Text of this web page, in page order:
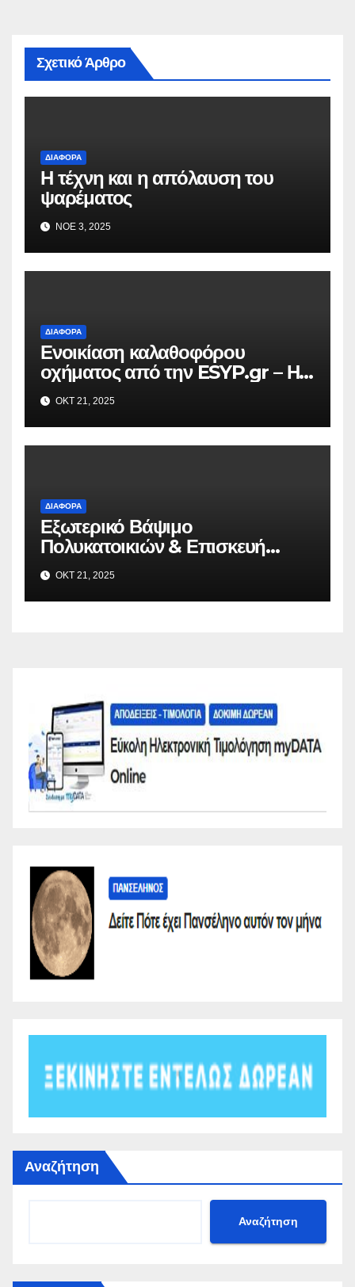
Σχετικό Άρθρο
ΔΙΆΦΟΡΑ
Η τέχνη και η απόλαυση του
ψαρέματος
ΝΟΈ 3, 2025
ΔΙΆΦΟΡΑ
Ενοικίαση καλαθοφόρου
οχήματος από την ESYP.gr – Η
αξιόπιστη λύση για κάθε εργασία
σε ύψος
ΟΚΤ 21, 2025
ΔΙΆΦΟΡΑ
Εξωτερικό Βάψιμο
Πολυκατοικιών & Επισκευή
Μπαλκονιών σε Όλη την Αττική –
VAFO.GR
ΟΚΤ 21, 2025
Αναζήτηση
Αναζήτηση